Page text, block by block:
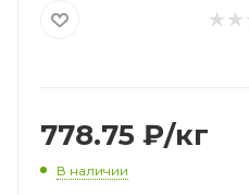
778.75 ₽/кг
В наличии